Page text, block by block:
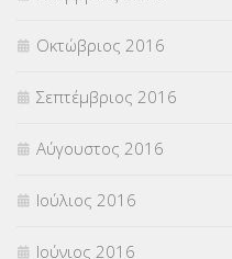
Οκτώβριος 2016
Σεπτέμβριος 2016
Αύγουστος 2016
Ιούλιος 2016
Ιούνιος 2016